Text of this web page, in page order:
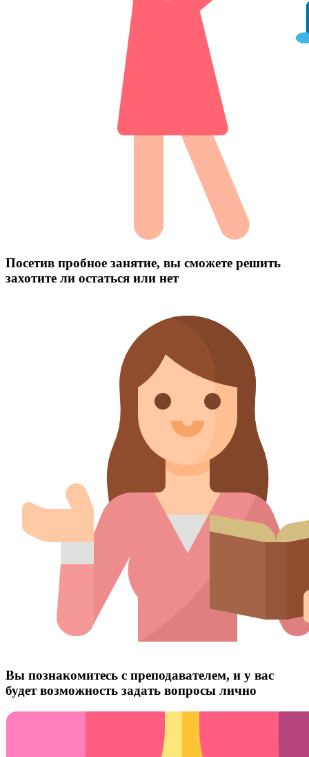
Посетив пробное занятие, вы сможете решить
захотите ли остаться или нет
Вы познакомитесь с преподавателем, и у вас
будет возможность задать вопросы лично